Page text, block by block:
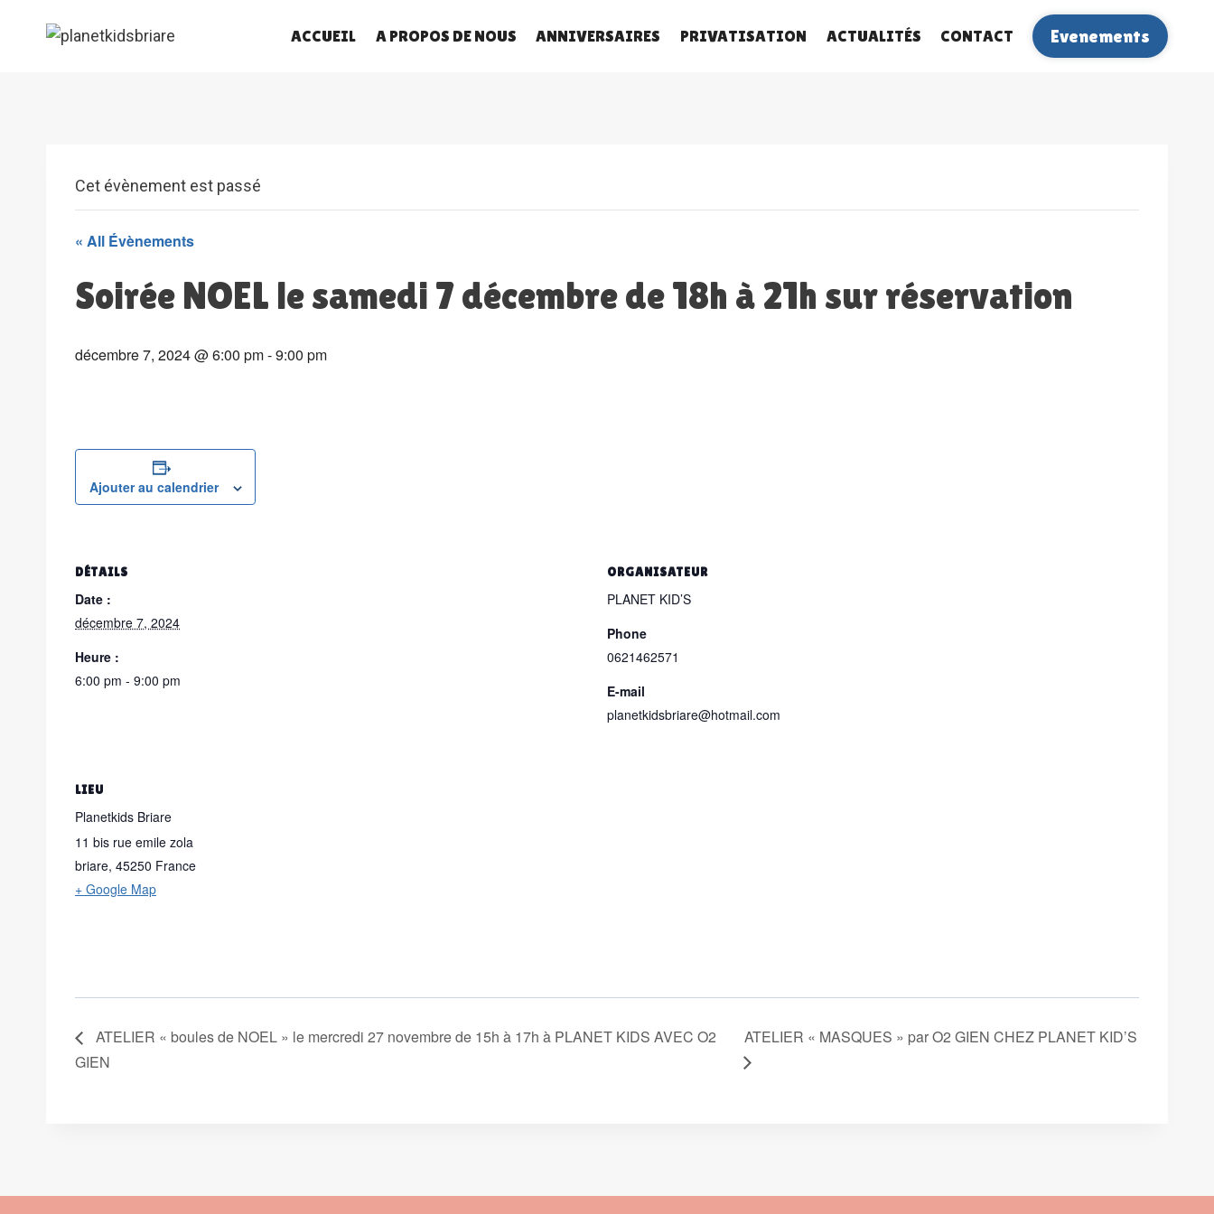
ACCUEIL A PROPOS DE NOUS ANNIVERSAIRES PRIVATISATION ACTUALITÉS CONTACT Evenements
Cet évènement est passé
« All Évènements
Soirée NOEL le samedi 7 décembre de 18h à 21h sur réservation
décembre 7, 2024 @ 6:00 pm-9:00 pm
Ajouter au calendrier
DÉTAILS
Date :
décembre 7, 2024
Heure :
6:00 pm - 9:00 pm
ORGANISATEUR
PLANET KID’S
Phone
0621462571
E-mail
planetkidsbriare@hotmail.com
LIEU
Planetkids Briare
11 bis rue emile zola
briare, 45250 France
+ Google Map
ATELIER « boules de NOEL » le mercredi 27 novembre de 15h à 17h à PLANET KIDS AVEC O2
GIEN
ATELIER « MASQUES » par O2 GIEN CHEZ PLANET KID’S